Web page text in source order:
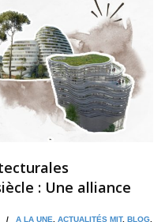
: Une alliance
/ A LA UNE ACTUALITÉS MIT, BLOG